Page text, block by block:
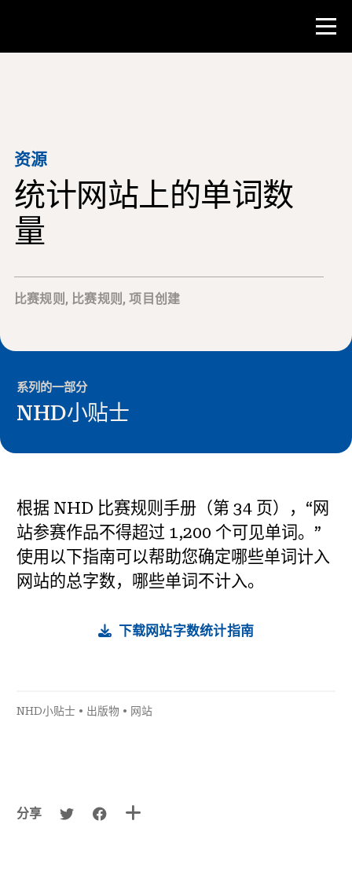
教师资源
课堂工具
教学研究技能
为 NHD 学生提供建议
关于 NHD®
参与其中
资源
统计网站上的单词数
量
比赛规则 , 比赛规则 ,项目创建
系列的一部分
NHD小贴士
根据 NHD 比赛规则手册（第 34 页），“网
站参赛作品不得超过 1,200 个可见单词。”
使用以下指南可以帮助您确定哪些单词计入
网站的总字数，哪些单词不计入。
下载网站字数统计指南
NHD小贴士 • 出版物 • 网站
分享